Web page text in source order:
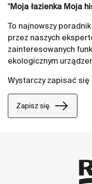
"Moja łazienka Moja
To najnowszy
przez naszych
zainteresowanych
ekologicznym
Wystarczy zapisać
Zapisz się